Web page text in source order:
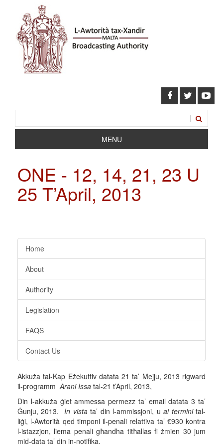
MENU
ONE - 12, 14, 21, 23 U
25 T’April, 2013
Home
About
Authority
Legislation
FAQS
Contact Us
Akkuża tal-Kap Eżekuttiv datata 21 ta’ Mejju, 2013 rigward
il-programm Arani Issa tal-21 t’April, 2013,
Din l-akkuża ġiet ammessa permezz ta’ email datata 3 ta’
Ġunju, 2013. In vistata’ din l-ammissjoni, uai terminital-
liġi, l-Awtorità qed timponi il-penali relattiva ta’ €930 kontra
l-istazzjon, liema penali għandha titħallas fi żmien 30 jum
mid-data ta’ din in-notifika.